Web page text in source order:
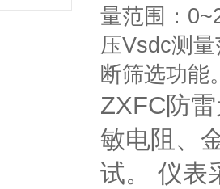
量范围：
压Vsdc测
断筛选功能
ZXFC防
敏电阻、
试。 仪表